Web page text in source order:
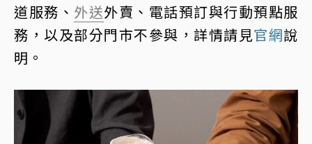
道服務、 外送外賣、電話預訂與行動預點服
務，以及部分門市不參與，詳情請見官網說
明。